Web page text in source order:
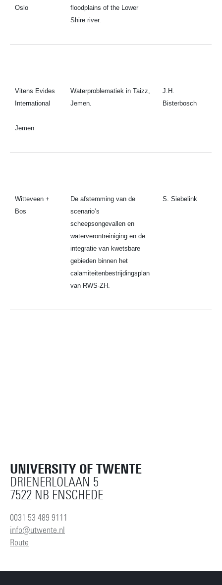
Oslo
floodplains of the Lower
Shire river.
Vitens Evides
International
Jemen
Waterproblematiek in Taizz,
Jemen.
J.H.
Bisterbosch
Witteveen +
Bos
De afstemming van de
scenario’s
scheepsongevallen en
waterverontreiniging en de
integratie van kwetsbare
gebieden binnen het
calamiteitenbestrijdingsplan
van RWS-ZH.
S. Siebelink
UNIVERSITY OF TWENTE
DRIENERLOLAAN 5
7522 NB ENSCHEDE
0031 53 489 9111
info@utwente.nl
Route